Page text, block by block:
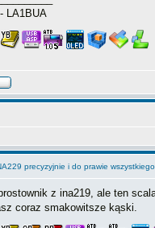
LA1BUA
precyzyjnie i do prawie wszystkiego
prostownik z ina219, ale ten
coraz smakowitsze kąski.